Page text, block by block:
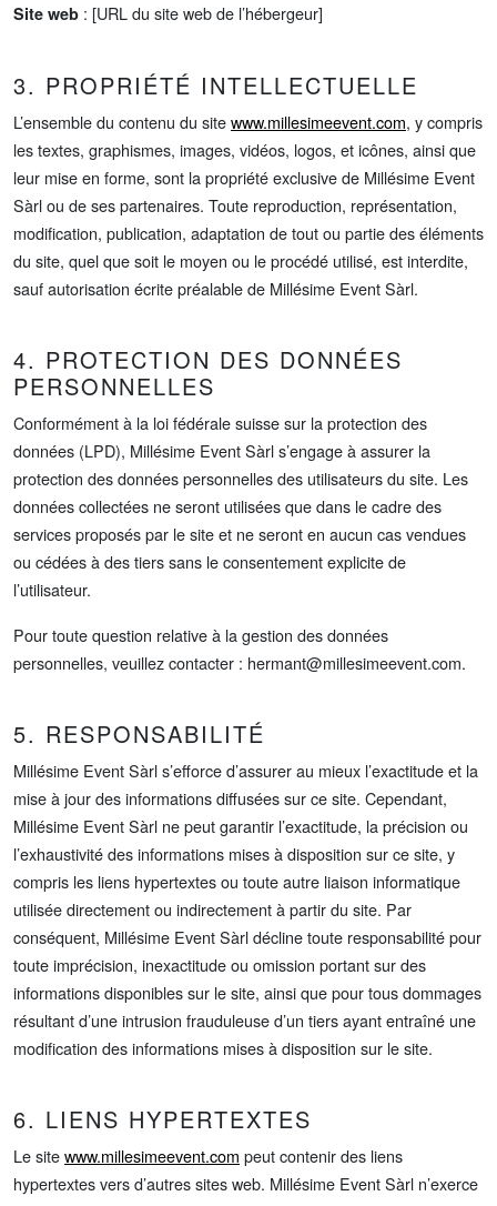
Site web : [URL du site web de l’hébergeur]
3. PROPRIÉTÉ INTELLECTUELLE
L’ensemble du contenu du sitewww.millesimeevent.com, y compris
les textes, graphismes, images, vidéos, logos, et icônes, ainsi que
leur mise en forme, sont la propriété exclusive de Millésime Event
Sàrl ou de ses partenaires. Toute reproduction, représentation,
modification, publication, adaptation de tout ou partie des éléments
du site, quel que soit le moyen ou le procédé utilisé, est interdite,
sauf autorisation écrite préalable de Millésime Event Sàrl.
4. PROTECTION DES DONNÉES
PERSONNELLES
Conformément à la loi fédérale suisse sur la protection des
données (LPD), Millésime Event Sàrl s’engage à assurer la
protection des données personnelles des utilisateurs du site. Les
données collectées ne seront utilisées que dans le cadre des
services proposés par le site et ne seront en aucun cas vendues
ou cédées à des tiers sans le consentement explicite de
l’utilisateur.
Pour toute question relative à la gestion des données
personnelles, veuillez contacter : hermant@millesimeevent.com.
5. RESPONSABILITÉ
Millésime Event Sàrl s’efforce d’assurer au mieux l’exactitude et la
mise à jour des informations diffusées sur ce site. Cependant,
Millésime Event Sàrl ne peut garantir l’exactitude, la précision ou
l’exhaustivité des informations mises à disposition sur ce site, y
compris les liens hypertextes ou toute autre liaison informatique
utilisée directement ou indirectement à partir du site. Par
conséquent, Millésime Event Sàrl décline toute responsabilité pour
toute imprécision, inexactitude ou omission portant sur des
informations disponibles sur le site, ainsi que pour tous dommages
résultant d’une intrusion frauduleuse d’un tiers ayant entraîné une
modification des informations mises à disposition sur le site.
6. LIENS HYPERTEXTES
Le sitewww.millesimeevent.com peut contenir des liens
hypertextes vers d’autres sites web. Millésime Event Sàrl n’exerce